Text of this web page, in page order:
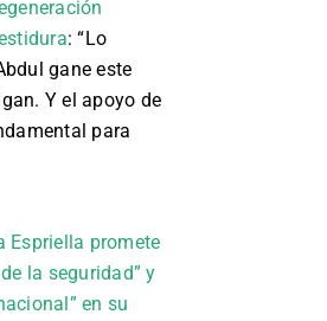
: “Lo
gane este
Y el apoyo de
para
Espriella promete
la seguridad” y
en su